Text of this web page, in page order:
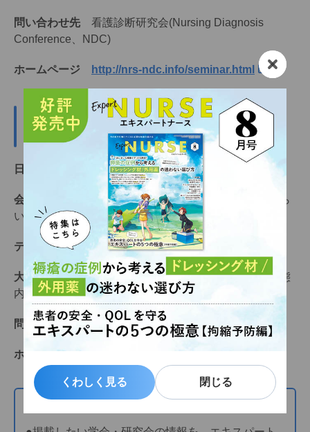
くわしく見る 閉じる
くわしく見る 閉じる
問い合わせ先 看護診断研究会(Nursing Diagnosis
Conference、NDC)
ホームページ http://nrs-ndc.info/seminar.html
第89回日本循環器学会学術集会
（JCS2025）
日程 2025年3月28日（金）～30日（日）
会場
パシフィコ横浜（神奈川県横浜市西区みなとみら
い1-1-1）
テーマWe ♥ CV Science 私たちは循環器が好き
大会長室原豊明（名古屋大学大学院医学系研究科病態
内科学講座 循環器内科学教授）
問い合わせ先株式会社コングレ中部支社
ホームページ https://www.congre.co.jp/jcs2025/
学会・イベントの情報をお寄せください